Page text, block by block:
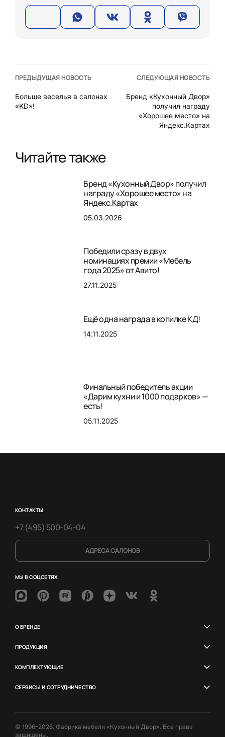
ПРЕДЫДУЩАЯ НОВОСТЬ
Больше веселья в салонах
«KD»!
СЛЕДУЮЩАЯ НОВОСТЬ
Бренд «Кухонный Двор»
получил награду
«Хорошее место» на
Яндекс.Картах
Читайте также
Бренд «Кухонный Двор» получил
награду «Хорошее место» на
Яндекс.Картах
05.03.2026
Победили сразу в двух
номинациях премии «Мебель
года 2025» от Авито!
27.11.2025
Ещё одна награда в копилке КД!
14.11.2025
Финальный победитель акции
«Дарим кухни и 1000 подарков» —
есть!
05.11.2025
КОНТАКТЫ
+7 (495) 500-04-04
АДРЕСА САЛОНОВ
МЫ В СОЦСЕТЯХ
О БРЕНДЕ
ПРОДУКЦИЯ
КОМПЛЕКТУЮЩИЕ
СЕРВИСЫ И СОТРУДНИЧЕСТВО
© 1996–2026. Фабрика мебели «Кухонный Двор». Все права
защищены.